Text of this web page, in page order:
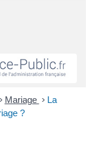
> Mariage > La
?